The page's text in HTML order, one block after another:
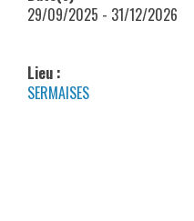
29/09/2025 - 31/12/2026
Lieu :
SERMAISES